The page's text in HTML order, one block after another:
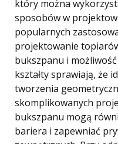
który można
sposobów w
popularnych
projektowanie
bukszpanu i
kształty sprawiają, że
tworzenia
skomplikowanych
bukszpanu mogą
bariera i zapewniać